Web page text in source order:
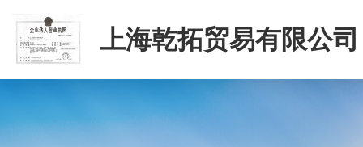
上海乾拓贸易有限公司